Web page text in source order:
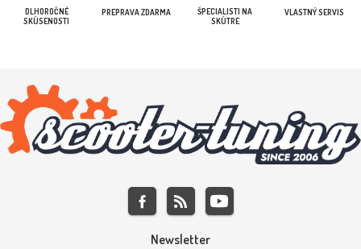
DLHOROČNÉ
SKÚSENOSTI
PREPRAVA ZDARMA
ŠPECIALISTI NA
SKÚTRE
VLASTNÝ SERVIS
Newsletter